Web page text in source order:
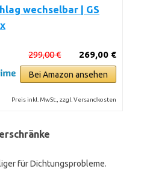
wechselbar | GS
269,00 €
299,00 €
Bei Amazon ansehen
Preis inkl. MwSt., zzgl. Versandkosten
für Dichtungsprobleme.